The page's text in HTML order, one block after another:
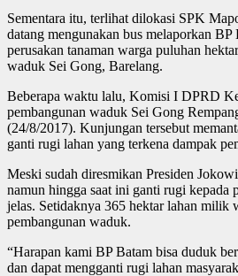
Sementara itu, terlihat dilokasi SPK
datang mengunakan bus melaporkan BP
perusakan tanaman warga puluhan
waduk Sei Gong, Barelang.
Beberapa waktu lalu, Komisi I DPRD
pembangunan waduk Sei Gong
(24/8/2017). Kunjungan tersebut
ganti rugi lahan yang terkena dampak
Meski sudah diresmikan Presiden
namun hingga saat ini ganti rugi kepada
jelas. Setidaknya 365 hektar lahan milik
pembangunan waduk.
“Harapan kami BP Batam bisa duduk
dan dapat mengganti rugi lahan